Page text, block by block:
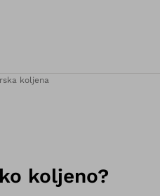
koljena
Život.
koljeno?